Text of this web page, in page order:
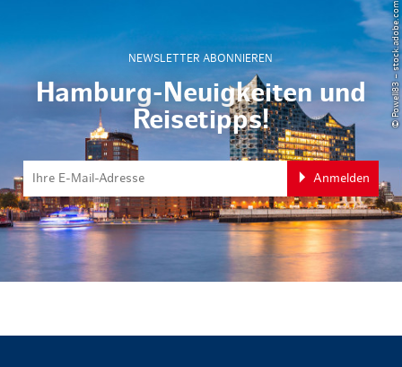
NEWSLETTER ABONNIEREN
Hamburg-Neuigkeiten und
Reisetipps!
Anmelden
© Powell83 – stock.adobe.com